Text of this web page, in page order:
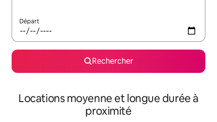
Départ
Rechercher
Locations moyenne et longue durée à
proximité